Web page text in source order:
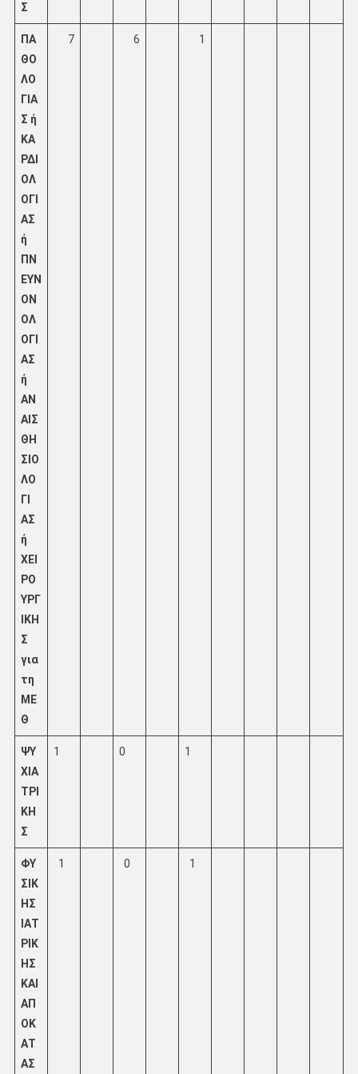
Σ
ΠΑ
ΘΟ
ΛΟ
ΓΙΑ
Σ ή
ΚΑ
ΡΔΙ
ΟΛ
ΟΓΙ
ΑΣ
ή
ΠΝ
ΕΥΝ
ΟΝ
ΟΛ
ΟΓΙ
ΑΣ
ή
ΑΝ
ΑΙΣ
ΘΗ
ΣΙΟ
ΛΟ
ΓΙ
ΑΣ
ή
ΧΕΙ
ΡΟ
ΥΡΓ
ΙΚΗ
Σ
για
τη
ΜΕ
Θ
7 6 1
ΨΥ
ΧΙΑ
ΤΡΙ
ΚΗ
Σ
1 0 1
ΦΥ
ΣΙΚ
ΗΣ
ΙΑΤ
ΡΙΚ
ΗΣ
ΚΑΙ
ΑΠ
ΟΚ
ΑΤ
ΑΣ
1 0 1